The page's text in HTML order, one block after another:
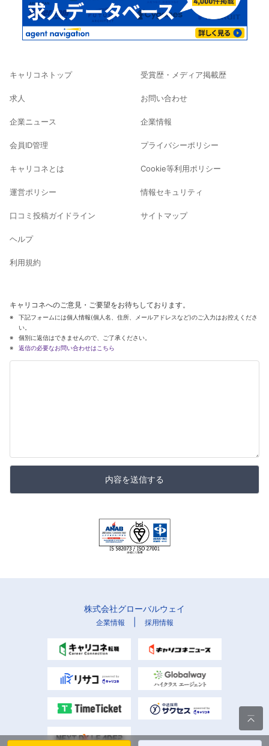
キャリコネトップ
求人
企業ニュース
会員ID管理
キャリコネとは
運営ポリシー
口コミ投稿ガイドライン
ヘルプ
利用規約
受賞歴・メディア掲載歴
お問い合わせ
企業情報
プライバシーポリシー
Cookie等利用ポリシー
情報セキュリティ
サイトマップ
キャリコネへのご意見・ご要望をお待ちしております。
下記フォームには個人情報(個人名、住所、メールアドレスなど)のご入力はお控えくださ
い。
個別に返信はできませんので、ご了承ください。
返信の必要なお問い合わせはこちら
内容を送信する
株式会社グローバルウェイ
企業情報 採用情報
